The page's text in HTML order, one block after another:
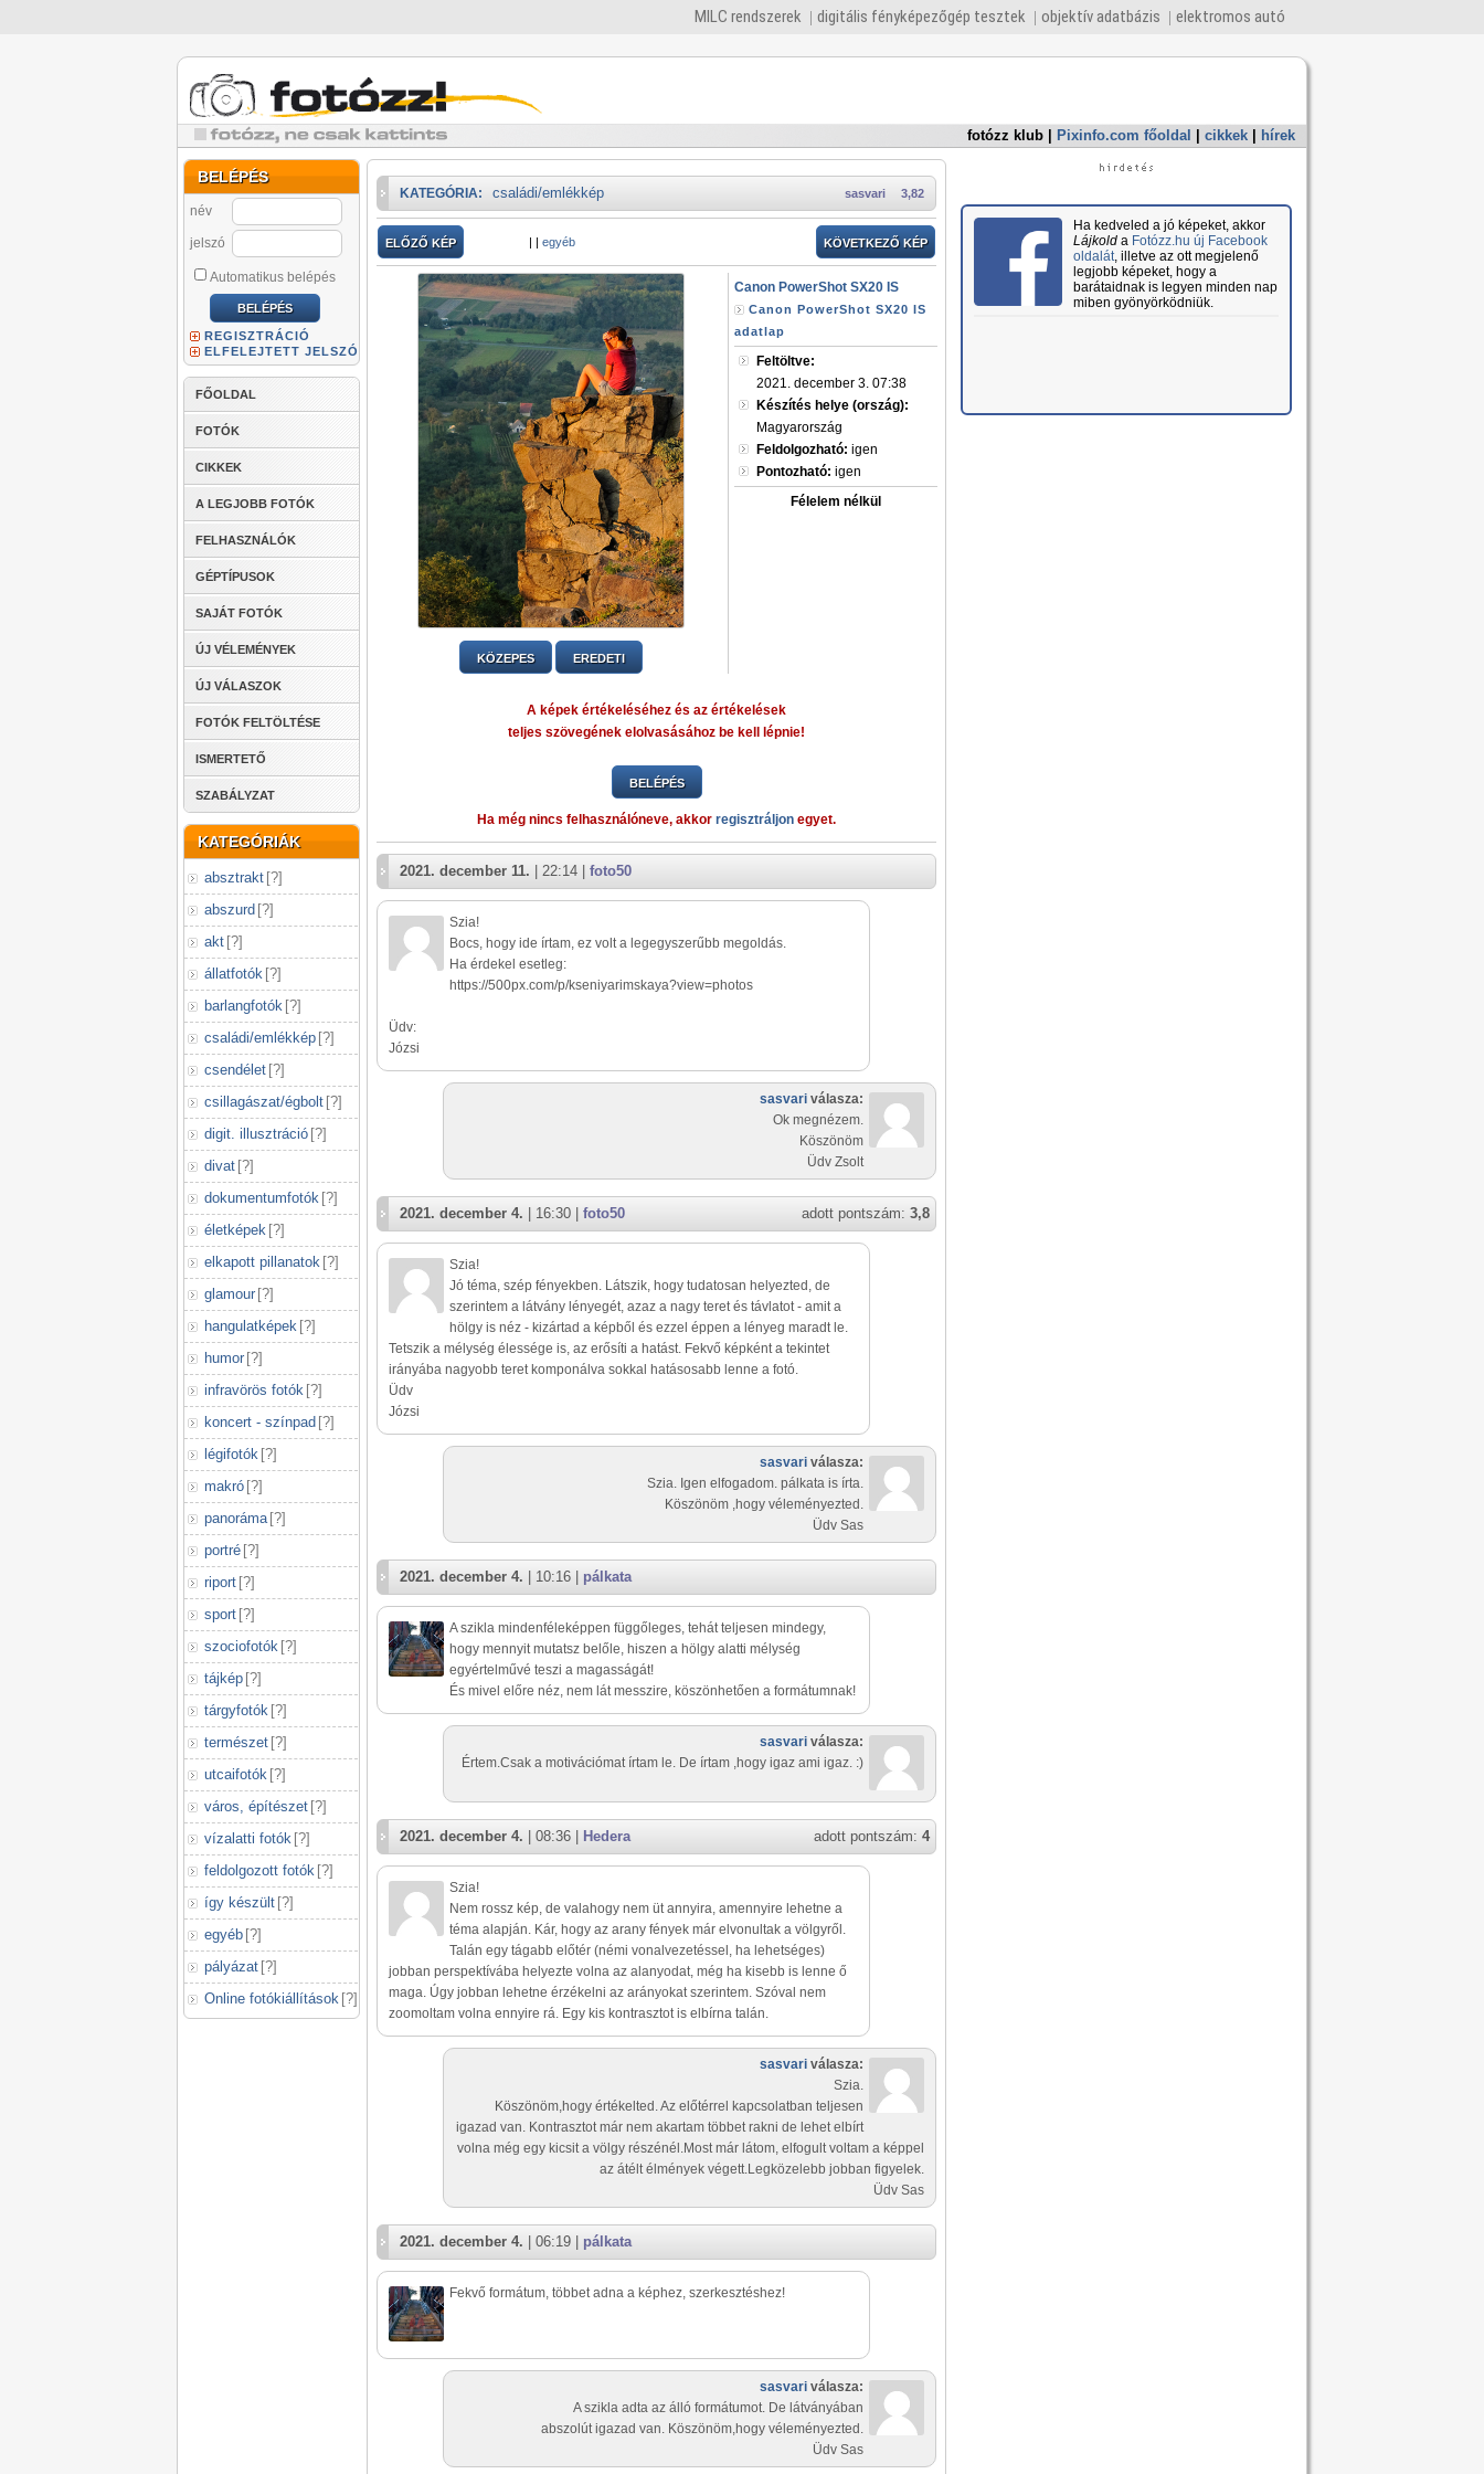
MILC rendszerek digitális fényképezőgép tesztek objektív adatbázis elektromos autó
fotózz klub Pixinfo.com főoldal cikkek hírek
BELÉPÉS
név
jelszó
Automatikus belépés
REGISZTRÁCIÓ
ELFELEJTETT JELSZÓ
FŐOLDAL
FOTÓK
CIKKEK
A LEGJOBB FOTÓK
FELHASZNÁLÓK
GÉPTÍPUSOK
SAJÁT FOTÓK
ÚJ VÉLEMÉNYEK
ÚJ VÁLASZOK
FOTÓK FELTÖLTÉSE
ISMERTETŐ
SZABÁLYZAT
KATEGÓRIÁK
absztrakt [?]
abszurd [?]
akt [?]
állatfotók [?]
barlangfotók [?]
családi/emlékkép [?]
csendélet [?]
csillagászat/égbolt [?]
digit. illusztráció [?]
divat [?]
dokumentumfotók [?]
életképek [?]
elkapott pillanatok [?]
glamour [?]
hangulatképek [?]
humor [?]
infravörös fotók [?]
koncert - színpad [?]
légifotók [?]
makró [?]
panoráma [?]
portré [?]
riport [?]
sport [?]
szociofotók [?]
tájkép [?]
tárgyfotók [?]
természet [?]
utcaifotók [?]
város, építészet [?]
vízalatti fotók [?]
feldolgozott fotók [?]
így készült [?]
egyéb [?]
pályázat [?]
Online fotókiállítások [?]
3,82
sasvari
KATEGÓRIA: családi/emlékkép
ELŐZŐ KÉP | | egyéb KÖVETKEZŐ KÉP
KÖZEPES EREDETI
Canon PowerShot SX20 IS
Canon PowerShot SX20 IS
adatlap
Feltöltve:
2021. december 3. 07:38
Készítés helye (ország):
Magyarország
Feldolgozható: igen
Pontozható: igen
Félelem nélkül
A képek értékeléséhez és az értékelések
teljes szövegének elolvasásához be kell lépnie!
BELÉPÉS
Ha még nincs felhasználóneve, akkor regisztráljon egyet.
2021. december 11. | 22:14 | foto50
Szia!
Bocs, hogy ide írtam, ez volt a legegyszerűbb megoldás.
Ha érdekel esetleg:
https://500px.com/p/kseniyarimskaya?view=photos
Üdv:
Józsi
sasvari válasza:
Ok megnézem.
Köszönöm
Üdv Zsolt
adott pontszám: 3,8
2021. december 4. | 16:30 | foto50
Szia!
Jó téma, szép fényekben. Látszik, hogy tudatosan helyezted, de
szerintem a látvány lényegét, azaz a nagy teret és távlatot - amit a
hölgy is néz - kizártad a képből és ezzel éppen a lényeg maradt le.
Tetszik a mélység élessége is, az erősíti a hatást. Fekvő képként a tekintet
irányába nagyobb teret komponálva sokkal hatásosabb lenne a fotó.
Üdv
Józsi
sasvari válasza:
Szia. Igen elfogadom. pálkata is írta.
Köszönöm ,hogy véleményezted.
Üdv Sas
2021. december 4. | 10:16 | pálkata
A szikla mindenféleképpen függőleges, tehát teljesen mindegy,
hogy mennyit mutatsz belőle, hiszen a hölgy alatti mélység
egyértelművé teszi a magasságát!
És mivel előre néz, nem lát messzire, köszönhetően a formátumnak!
sasvari válasza:
Értem.Csak a motivációmat írtam le. De írtam ,hogy igaz ami igaz. :)
adott pontszám: 4
2021. december 4. | 08:36 | Hedera
Szia!
Nem rossz kép, de valahogy nem üt annyira, amennyire lehetne a
téma alapján. Kár, hogy az arany fények már elvonultak a völgyről.
Talán egy tágabb előtér (némi vonalvezetéssel, ha lehetséges)
jobban perspektívába helyezte volna az alanyodat, még ha kisebb is lenne ő
maga. Úgy jobban lehetne érzékelni az arányokat szerintem. Szóval nem
zoomoltam volna ennyire rá. Egy kis kontrasztot is elbírna talán.
sasvari válasza:
Szia.
Köszönöm,hogy értékelted. Az előtérrel kapcsolatban teljesen
igazad van. Kontrasztot már nem akartam többet rakni de lehet elbírt
volna még egy kicsit a völgy részénél.Most már látom, elfogult voltam a képpel
az átélt élmények végett.Legközelebb jobban figyelek.
Üdv Sas
2021. december 4. | 06:19 | pálkata
Fekvő formátum, többet adna a képhez, szerkesztéshez!
sasvari válasza:
A szikla adta az álló formátumot. De látványában
abszolút igazad van. Köszönöm,hogy véleményezted.
Üdv Sas
Ha kedveled a jó képeket, akkor
Lájkolda Fotózz.hu új Facebook
oldalát, illetve az ott megjelenő
legjobb képeket, hogy a
barátaidnak is legyen minden nap
miben gyönyörködniük.